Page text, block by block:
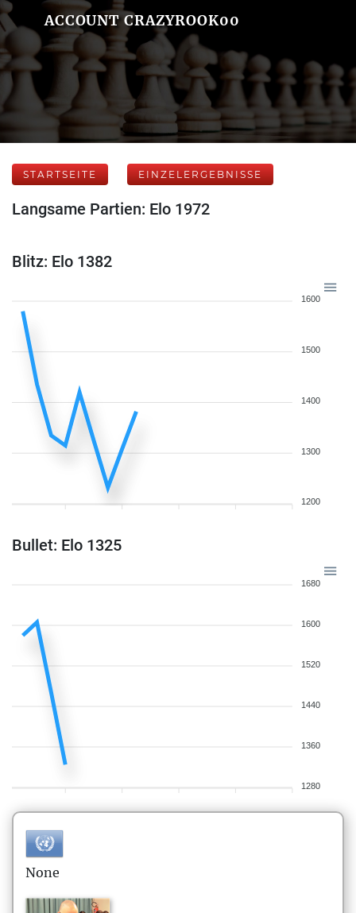
ACCOUNT CRAZYROOK00
STARTSEITE EINZELERGEBNISSE
Langsame Partien: Elo 1972
Blitz: Elo 1382
1600
1500
1400
1300
1200
Bullet: Elo 1325
1680
1600
1520
1440
1360
1280
None